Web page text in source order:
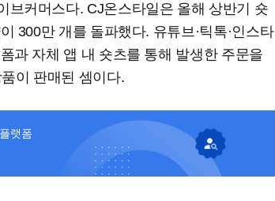
브커머스다. CJ온스타일은 올해 상반기 숏
300만 개를 돌파했다. 유튜브·틱톡·인스타
과 자체 앱 내 숏츠를 통해 발생한 주문을
이 판매된 셈이다.
랫폼